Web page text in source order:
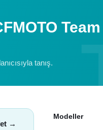
tanış.
→
Modeller